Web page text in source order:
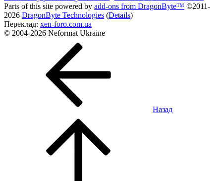
Parts of this site powered by add-ons from DragonByte™ ©2011-
2026 DragonByte Technologies (Details)
Переклад: xen-foro.com.ua
© 2004-2026 Neformat Ukraine
Назад